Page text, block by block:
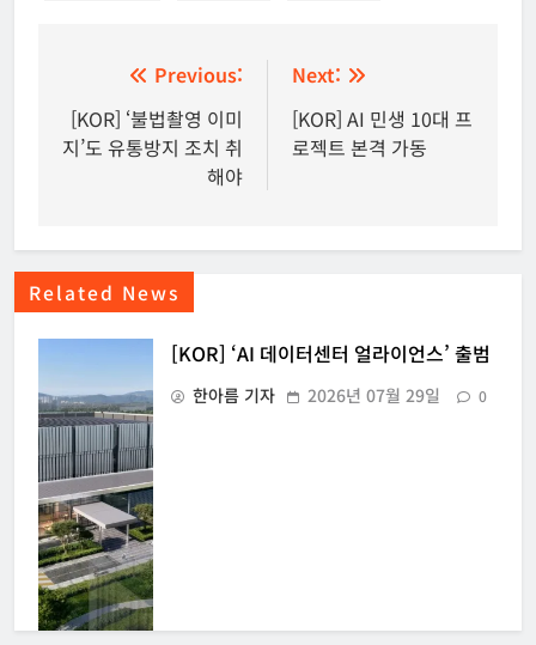
탐
색
Previous:
[KOR] ‘불법촬영 이미
지’도 유통방지 조치 취
해야
Next:
[KOR] AI 민생 10대 프
로젝트 본격 가동
Related News
[KOR] ‘AI 데이터센터 얼라이언스’ 출범
한아름 기자 2026년 07월 29일 0